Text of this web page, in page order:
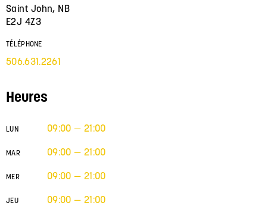
Saint John, NB
E2J 4Z3
TÉLÉPHONE
506.631.2261
Heures
LUN 09:00 — 21:00
MAR 09:00 — 21:00
MER 09:00 — 21:00
JEU 09:00 — 21:00